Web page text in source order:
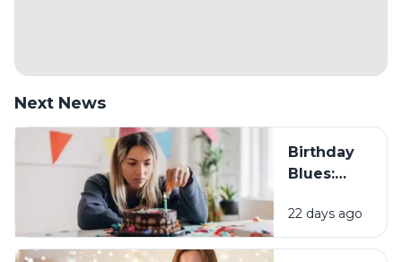
Next News
Birthday
Blues:
Sebagian
Orang
22 days ago